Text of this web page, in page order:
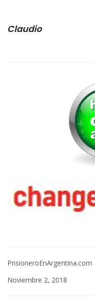
Claudio
PrisioneroEnArgentina.com
Noviembre 2, 2018